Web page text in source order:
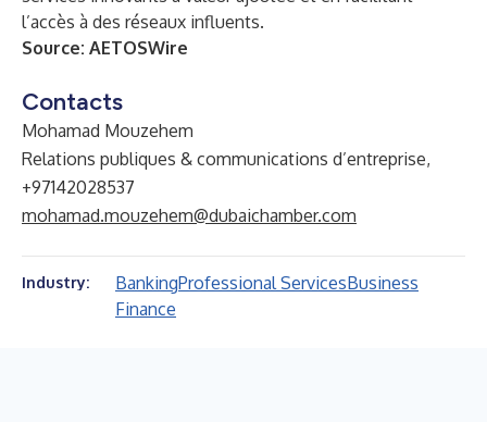
l’accès à des réseaux influents.
Source: AETOSWire
Contacts
Mohamad Mouzehem
Relations publiques & communications d’entreprise,
+97142028537
mohamad.mouzehem@dubaichamber.com
Industry: BankingProfessional ServicesBusiness
Finance